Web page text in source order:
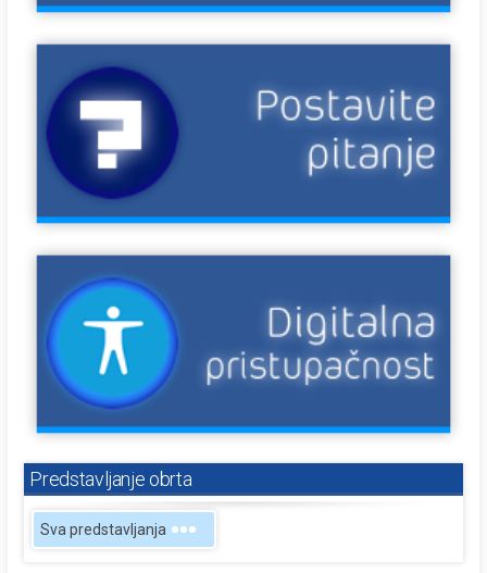
Predstavljanje obrta
Sva predstavljanja